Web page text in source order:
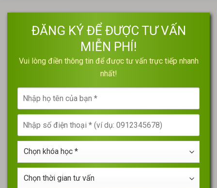
ĐĂNG KÝ ĐỂ ĐƯỢC TƯ VẤN
MIỄN PHÍ!
Vui lòng điền thông tin để được tư vấn trực tiếp nhanh
nhất!
họ
tên
của
bạn
*
số
điện
thoại
khóa
học
thời